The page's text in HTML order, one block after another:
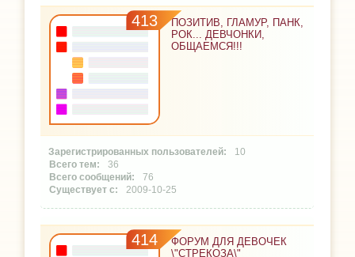
413
ПОЗИТИВ, ГЛАМУР, ПАНК,
РОК... ДЕВЧОНКИ,
ОБЩАЕМСЯ!!!
10
36
76
2009-10-25
414
ФОРУМ ДЛЯ ДЕВОЧЕК
\"СТРЕКОЗА\"